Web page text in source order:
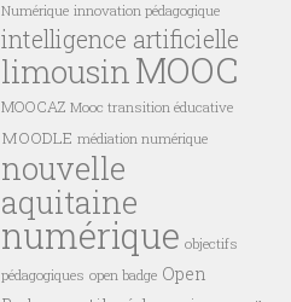
Numérique innovation pédagogique
intelligence artificielle
limousin MOOC
MOOCAZ Mooc transition éducative
MOODLE médiation numérique
nouvelle
aquitaine
numérique objectifs
pédagogiques open badge Open